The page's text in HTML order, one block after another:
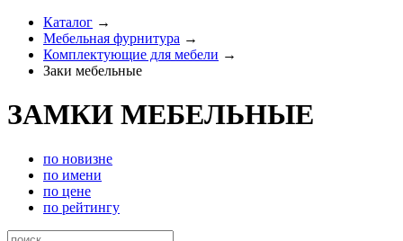
Каталог →
Мебельная фурнитура →
Комплектующие для мебели →
Заки мебельные
ЗАМКИ МЕБЕЛЬНЫЕ
по новизне
по имени
по цене
по рейтингу